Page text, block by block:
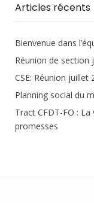
Articles récents
Bienvenue dans
Réunion de section
CSE: Réunion juillet
Planning social du
Tract CFDT-FO :
promesses